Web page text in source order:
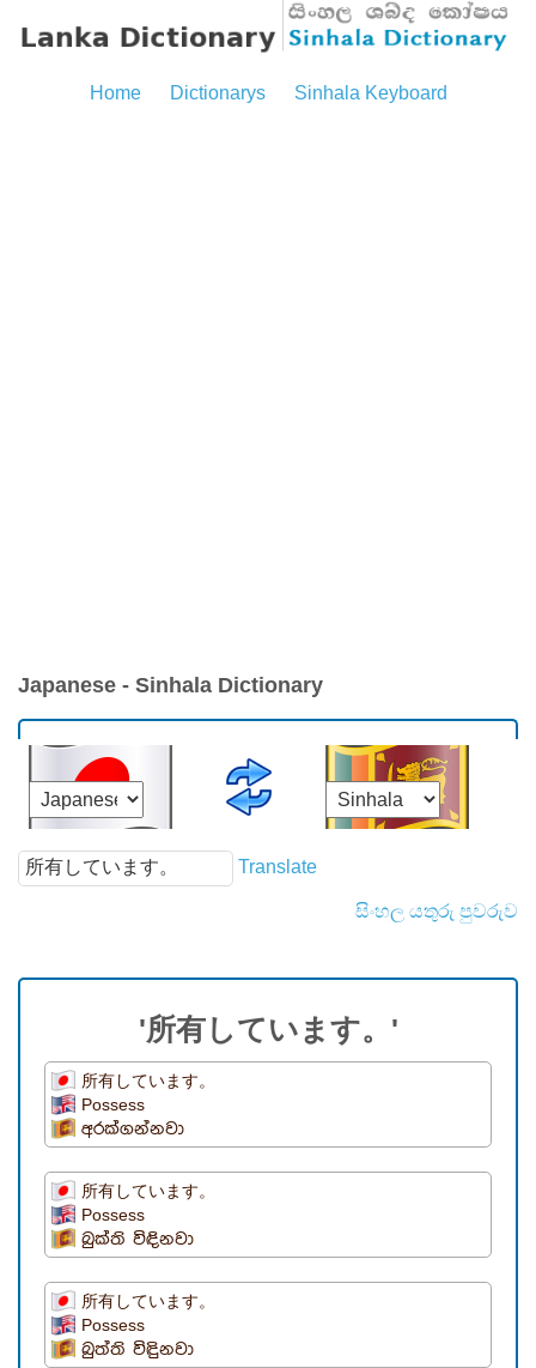
Home Dictionarys Sinhala Keyboard
Japanese - Sinhala Dictionary
Translate
සිංහල යතුරු පුවරුව
'所有しています。'
所有しています。
Possess
අරක්ගන්නවා
所有しています。
Possess
බුක්ති විඳිනවා
所有しています。
Possess
බුත්ති විඳුිනවා